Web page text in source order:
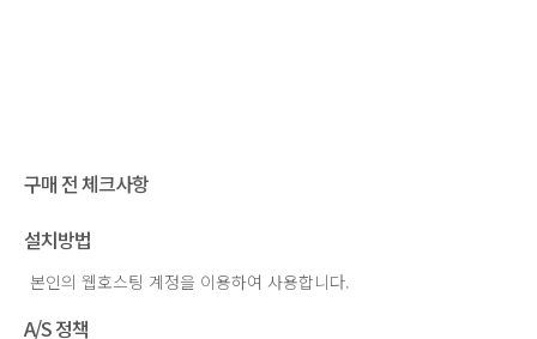
구매 전 체크사항
설치방법
본인의 웹호스팅 계정을 이용하여 사용합니다.
A/S 정책